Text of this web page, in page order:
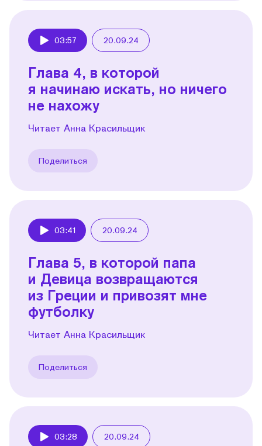
03:57 20.09.24
Глава 4, в которой
я начинаю искать, но ничего
не нахожу
Читает Анна Красильщик
Поделиться
03:41 20.09.24
Глава 5, в которой папа
и Девица возвращаются
из Греции и привозят мне
футболку
Читает Анна Красильщик
Поделиться
03:28 20.09.24